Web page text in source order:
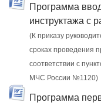
Программа
инструктажа с
(К приказу
сроках проведения
соответствии с
МЧС России №1120)
Программа